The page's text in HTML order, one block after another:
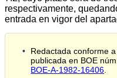
respectivamente,
entrada en vigor del
Redactada conforme
publicada en BOE
BOE-A-1982-16406